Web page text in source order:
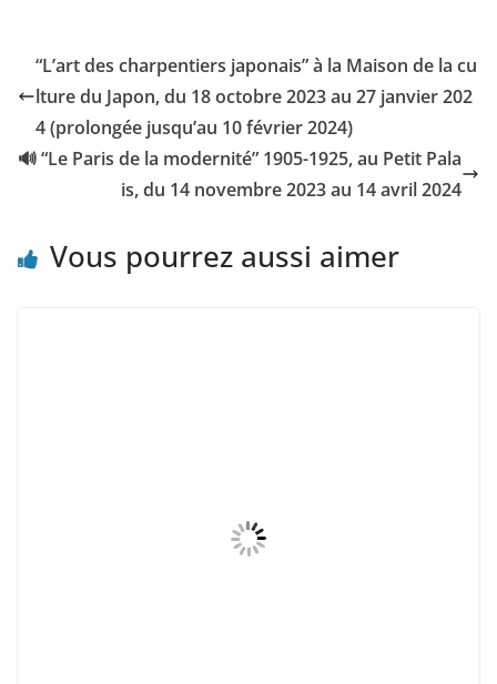
“L’art des charpentiers japonais” à la Maison de la cu
lture du Japon, du 18 octobre 2023 au 27 janvier 202
4 (prolongée jusqu’au 10 février 2024)
🔊 “Le Paris de la modernité” 1905-1925, au Petit Pala
is, du 14 novembre 2023 au 14 avril 2024
Vous pourrez aussi aimer